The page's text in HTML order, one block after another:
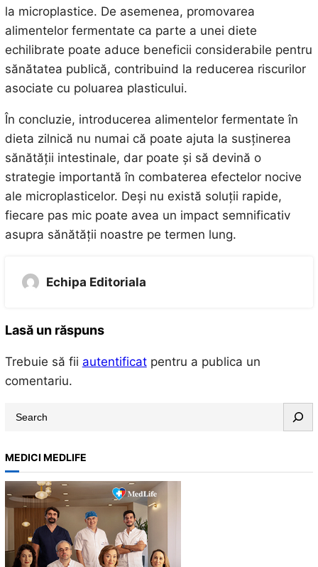
la microplastice. De asemenea, promovarea
alimentelor fermentate ca parte a unei diete
echilibrate poate aduce beneficii considerabile pentru
sănătatea publică, contribuind la reducerea riscurilor
asociate cu poluarea plasticului.
În concluzie, introducerea alimentelor fermentate în
dieta zilnică nu numai că poate ajuta la susținerea
sănătății intestinale, dar poate și să devină o
strategie importantă în combaterea efectelor nocive
ale microplasticelor. Deși nu există soluții rapide,
fiecare pas mic poate avea un impact semnificativ
asupra sănătății noastre pe termen lung.
Echipa Editoriala
Lasă un răspuns
Trebuie să fii autentificatpentru a publica un
comentariu.
r
c
h
MEDICI MEDLIFE